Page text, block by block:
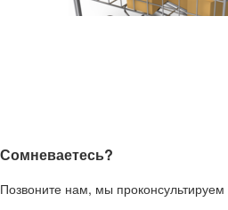
Сомневаетесь?
Позвоните нам, мы проконсультируем